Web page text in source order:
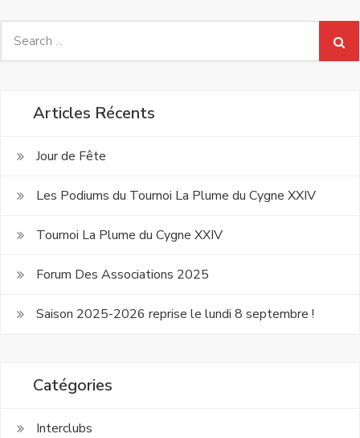
Articles Récents
Jour de Fête
Les Podiums du Tournoi La Plume du Cygne XXIV
Tournoi La Plume du Cygne XXIV
Forum Des Associations 2025
Saison 2025-2026 reprise le lundi 8 septembre !
Catégories
Interclubs